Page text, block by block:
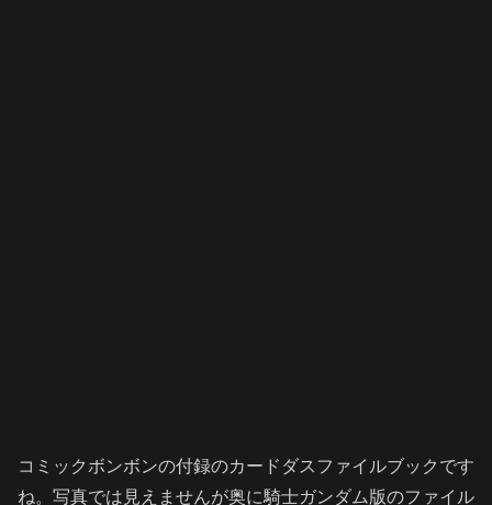
コミックボンボンの付録のカードダスファイルブックです
ね。写真では見えませんが奥に騎士ガンダム版のファイル